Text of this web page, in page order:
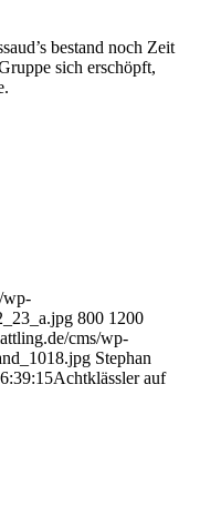
bestand noch Zeit
sich erschöpft,
wp-
800 1200
cms/wp-
Stephan
Achtklässler auf